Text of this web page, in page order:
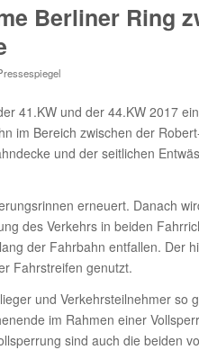
Berliner Ring
41.KW und der 44.KW 2017
im Bereich zwischen der
und der seitlichen
erneuert. Danach
des Verkehrs in beiden
der Fahrbahn entfallen. Der
Fahrstreifen genutzt.
und Verkehrsteilnehmer
im Rahmen einer
sind auch die beiden